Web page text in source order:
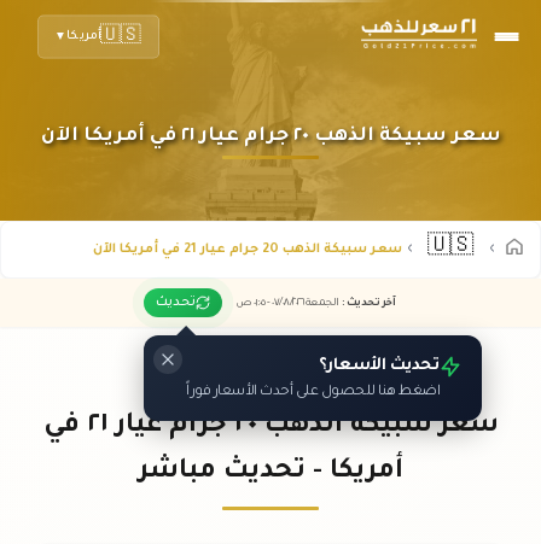
🇺🇸أمريكا ▼
سعر سبيكة الذهب ٢٠ جرام عيار ٢١ في أمريكا الآن
🇺🇸 سعر سبيكة الذهب 20 جرام عيار 21 في أمريكا الآن
آخر تحديث : الجمعة ٠٧ /٠٨/٢٠٢٦ - ٠١:٠٥ ص تحديث
تحديث الأسعار؟
اضغط هنا للحصول على أحدث الأسعار فوراً
سعر سبيكة الذهب ٢٠ جرام عيار ٢١ في
أمريكا - تحديث مباشر